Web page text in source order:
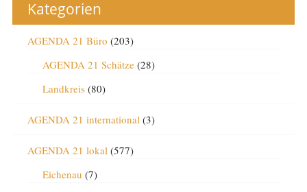
Kategorien
AGENDA 21 Büro (203)
AGENDA 21 Schätze(28)
Landkreis(80)
AGENDA 21 international (3)
AGENDA 21 lokal (577)
Eichenau (7)